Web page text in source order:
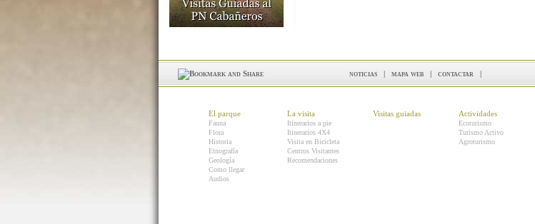
noticias | mapa web | contactar |
El parque
Fauna
Flora
Historia
Etnografía
Geología
Como llegar
Audios
La visita
Itinerarios a pie
Itinerarios 4X4
Visita en Bicicleta
Centros Visitantes
Recomendaciones
Visitas guiadas Actividades
Ecoturismo
Turismo Activo
Agroturismo